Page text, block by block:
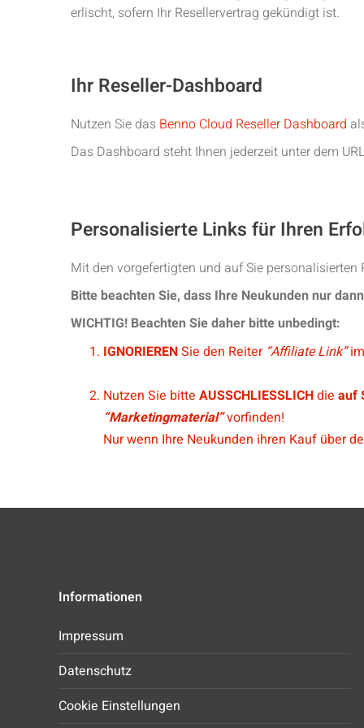
erlischt, sofern Ihr Resellervertrag gekündigt ist.
Ihr Reseller-Dashboard
Nutzen Sie das Benno Cloud Reseller Dashboard
Das Dashboard steht Ihnen jederzeit unter dem
Personalisierte Links für Ihren
Mit den vorgefertigten und auf Sie
Bitte beachten Sie, dass Ihre Neukunden nur
WICHTIG! Beachten Sie daher bitte unbedingt:
IGNORIERENSie den Reiter “Affiliate Link”
Nutzen Sie bitte AUSSCHLIESSLICHdie auf
“Marketingmaterial”vorfinden!
Nur wenn Ihre Neukunden ihren Kauf über
Informationen
Impressum
Datenschutz
Cookie Einstellungen